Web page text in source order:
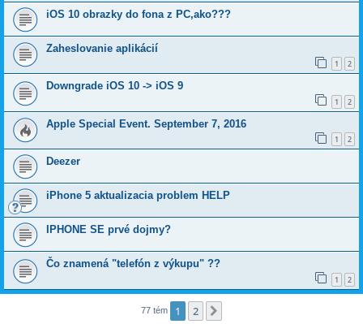
iOS 10 obrazky do fona z PC,ako???
Zaheslovanie aplikácií
1 2
Downgrade iOS 10 -> iOS 9
1 2
Apple Special Event. September 7, 2016
1 2
Deezer
iPhone 5 aktualizacia problem HELP
IPHONE SE prvé dojmy?
Čo znamená "telefón z výkupu" ??
1 2
77 tém 1 2